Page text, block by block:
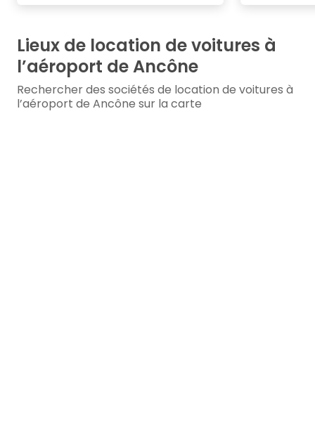
Lieux de location de voitures à
l’aéroport de Ancône
Rechercher des sociétés de location de voitures à
l’aéroport de Ancône sur la carte